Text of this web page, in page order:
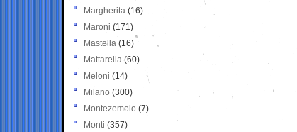
Margherita (16)
Maroni (171)
Mastella (16)
Mattarella (60)
Meloni (14)
Milano (300)
Montezemolo (7)
Monti (357)